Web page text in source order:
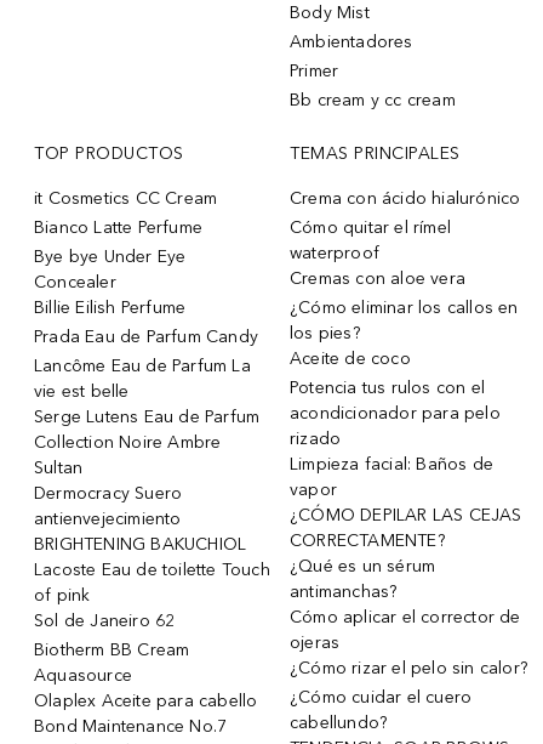
Body Mist
Ambientadores
Primer
Bb cream y cc cream
TOP PRODUCTOS
it Cosmetics CC Cream
Bianco Latte Perfume
Bye bye Under Eye
Concealer
Billie Eilish Perfume
Prada Eau de Parfum Candy
Lancôme Eau de Parfum La
vie est belle
Serge Lutens Eau de Parfum
Collection Noire Ambre
Sultan
Dermocracy Suero
antienvejecimiento
BRIGHTENING BAKUCHIOL
Lacoste Eau de toilette Touch
of pink
Sol de Janeiro 62
Biotherm BB Cream
Aquasource
Olaplex Aceite para cabello
Bond Maintenance No.7
TEMAS PRINCIPALES
Crema con ácido hialurónico
Cómo quitar el rímel
waterproof
Cremas con aloe vera
¿Cómo eliminar los callos en
los pies?
Aceite de coco
Potencia tus rulos con el
acondicionador para pelo
rizado
Limpieza facial: Baños de
vapor
¿CÓMO DEPILAR LAS CEJAS
CORRECTAMENTE?
¿Qué es un sérum
antimanchas?
Cómo aplicar el corrector de
ojeras
¿Cómo rizar el pelo sin calor?
¿Cómo cuidar el cuero
cabellundo?